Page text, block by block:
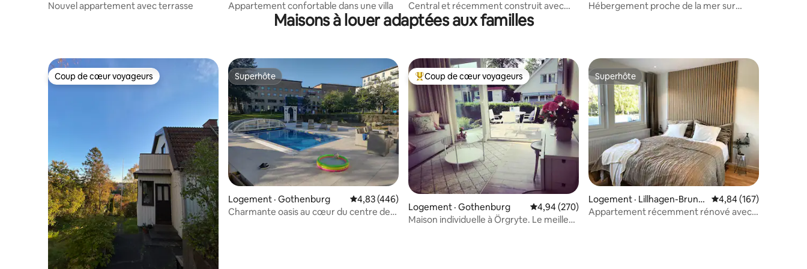
Nouvel appartement avec terrasse
Appartement confortable dans une villa
Central et récemment construit avec
une grande terrasse
Hébergement proche de la mer sur
Maisons à louer adaptées aux familles
Coup de cœur voyageurs
Coup de cœur voyageurs Superhôte
Superhôte
Logement · Gothenburg Note moyenne de 4,83 sur 5, 446 commentaires
4,83 (446)
Charmante oasis au cœur du centre de
Coup de cœur voyageurs parmi les plus aimés
Coup de cœur voyageurs
Logement · Gothenburg Note moyenne de 4,94 sur 5, 270 commentaires
4,94 (270)
Maison individuelle à Örgryte. Le meilleur
Superhôte
Superhôte
Logement · Lillhagen-Brunn
sbo
Note moyenne de
4,84 (167)
Appartement récemment rénové avec